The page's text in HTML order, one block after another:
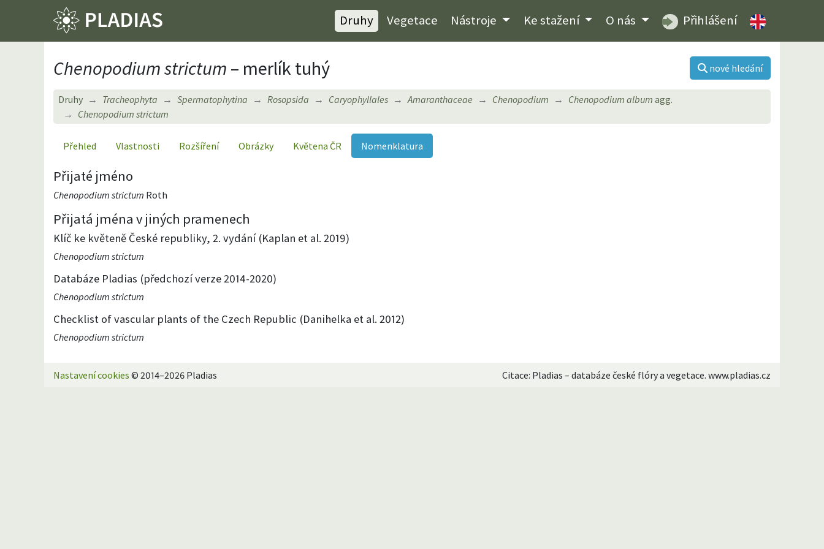
Druhy Vegetace Nástroje Ke stažení O nás Přihlášení
Chenopodium strictum – merlík tuhý nové hledání
Druhy Tracheophyta Spermatophytina Rosopsida Caryophyllales Amaranthaceae Chenopodium Chenopodium album agg.
Chenopodium strictum
Přehled Vlastnosti Rozšíření Obrázky Květena ČR Nomenklatura
Přijaté jméno
Chenopodium strictum Roth
Přijatá jména v jiných pramenech
Klíč ke květeně České republiky, 2. vydání (Kaplan et al. 2019)
Chenopodium strictum
Databáze Pladias (předchozí verze 2014-2020)
Chenopodium strictum
Checklist of vascular plants of the Czech Republic (Danihelka et al. 2012)
Chenopodium strictum
Nastavení cookies © 2014–2026 Pladias Citace: Pladias – databáze české flóry a vegetace. www.pladias.cz